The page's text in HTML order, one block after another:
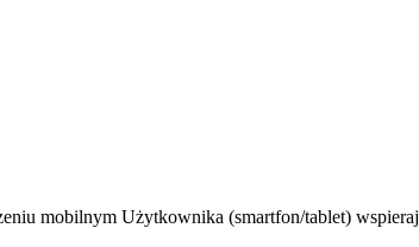
mobilnym Użytkownika (smartfon/tablet)